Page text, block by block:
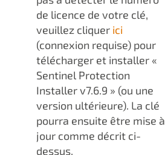
de licence de votre clé,
veuillez cliquer ici
(connexion requise) pour
télécharger et installer «
Sentinel Protection
Installer v7.6.9 » (ou une
version ultérieure). La clé
pourra ensuite être mise à
jour comme décrit ci-
dessus.